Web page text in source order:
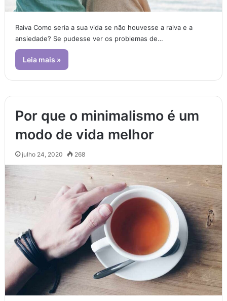
Raiva Como seria a sua vida se não houvesse a raiva e a
ansiedade? Se pudesse ver os problemas de…
Leia mais »
Por que o minimalismo é um
modo de vida melhor
julho 24, 2020 268